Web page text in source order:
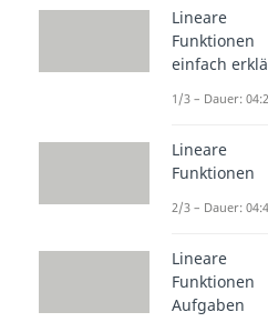
Lineare
Funktionen
einfach
1/3 – Dauer:
Lineare
Funktionen
2/3 – Dauer:
Lineare
Funktionen
Aufgaben